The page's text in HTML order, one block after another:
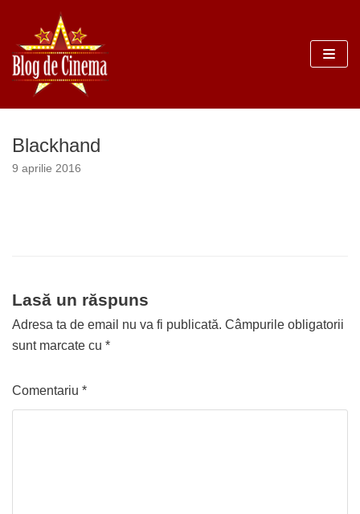
Sari
la
conținut
Blackhand
9 aprilie 2016
Lasă un răspuns
Adresa ta de email nu va fi publicată. Câmpurile obligatorii
sunt marcate cu *
Comentariu *